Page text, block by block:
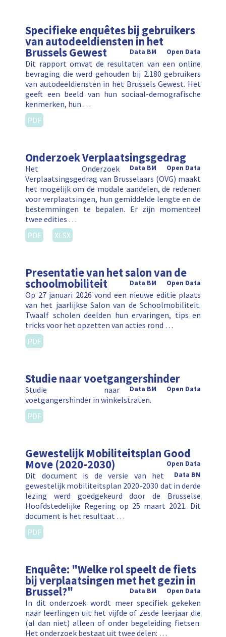
Specifieke enquêtes bij gebruikers
van autodeeldiensten in het
Brussels Gewest Open Data
Data BM
Dit rapport omvat de resultaten van een online
bevraging die werd gehouden bij 2.180 gebruikers
van autodeeldiensten in het Brussels Gewest. Het
geeft een beeld van hun sociaal-demografische
kenmerken, hun …
PDF
Onderzoek Verplaatsingsgedrag
Open Data
Data BM
Het Onderzoek
Verplaatsingsgedrag van Brusselaars (OVG) maakt
het mogelijk om de modale aandelen, de redenen
voor verplaatsingen, hun gemiddelde lengte en de
bestemmingen te bepalen. Er zijn momenteel
twee edities …
PDF
XLSX
Presentatie van het salon van de
schoolmobiliteit Open Data
Data BM
Op 27 januari 2026 vond een nieuwe editie plaats
van het jaarlijkse Salon van de Schoolmobiliteit.
Twaalf scholen deelden hun ervaringen, tips en
tricks voor het opzetten van acties rond …
PDF
Studie naar voetgangershinder
Open Data
Data BM
Studie naar
voetgangershinder in winkelstraten.
PDF
Gewestelijk Mobiliteitsplan Good
Move (2020-2030)
Open Data
Data BM
Dit document is de versie van het
gewestelijk mobiliteitsplan 2020-2030 dat in derde
lezing werd goedgekeurd door de Brusselse
Hoofdstedelijke Regering op 25 maart 2021. Dit
document is het resultaat …
PDF
Enquête: "Welke rol speelt de fiets
bij verplaatsingen met het gezin in
Brussel?" Open Data
Data BM
In dit onderzoek wordt meer specifiek gekeken
naar leerlingen uit het vijfde of zesde leerjaar die
(al dan niet) alleen of onder begeleiding fietsen.
Het onderzoek bestaat uit twee delen: …